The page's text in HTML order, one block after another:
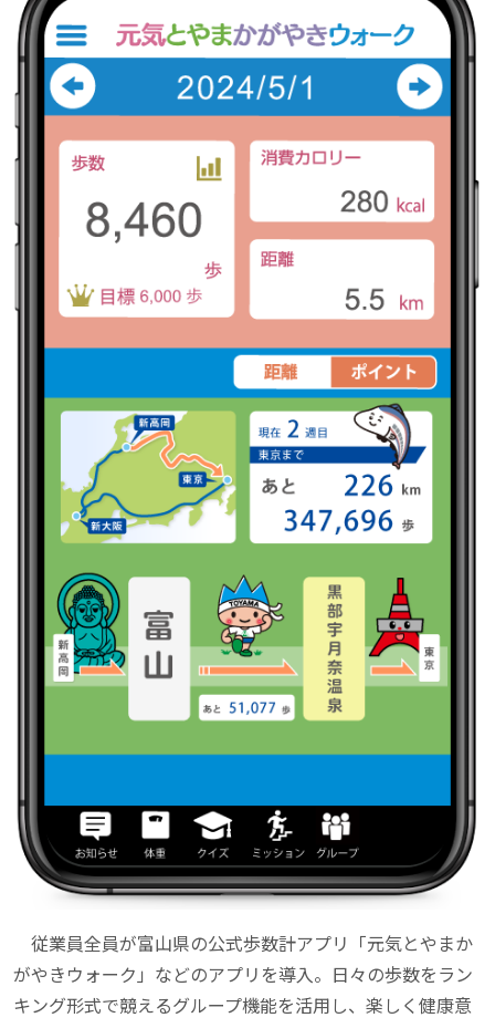
従業員全員が富山県の公式歩数計アプリ「元気とやまか
がやきウォーク」などのアプリを導入。日々の歩数をラン
キング形式で競えるグループ機能を活用し、楽しく健康意